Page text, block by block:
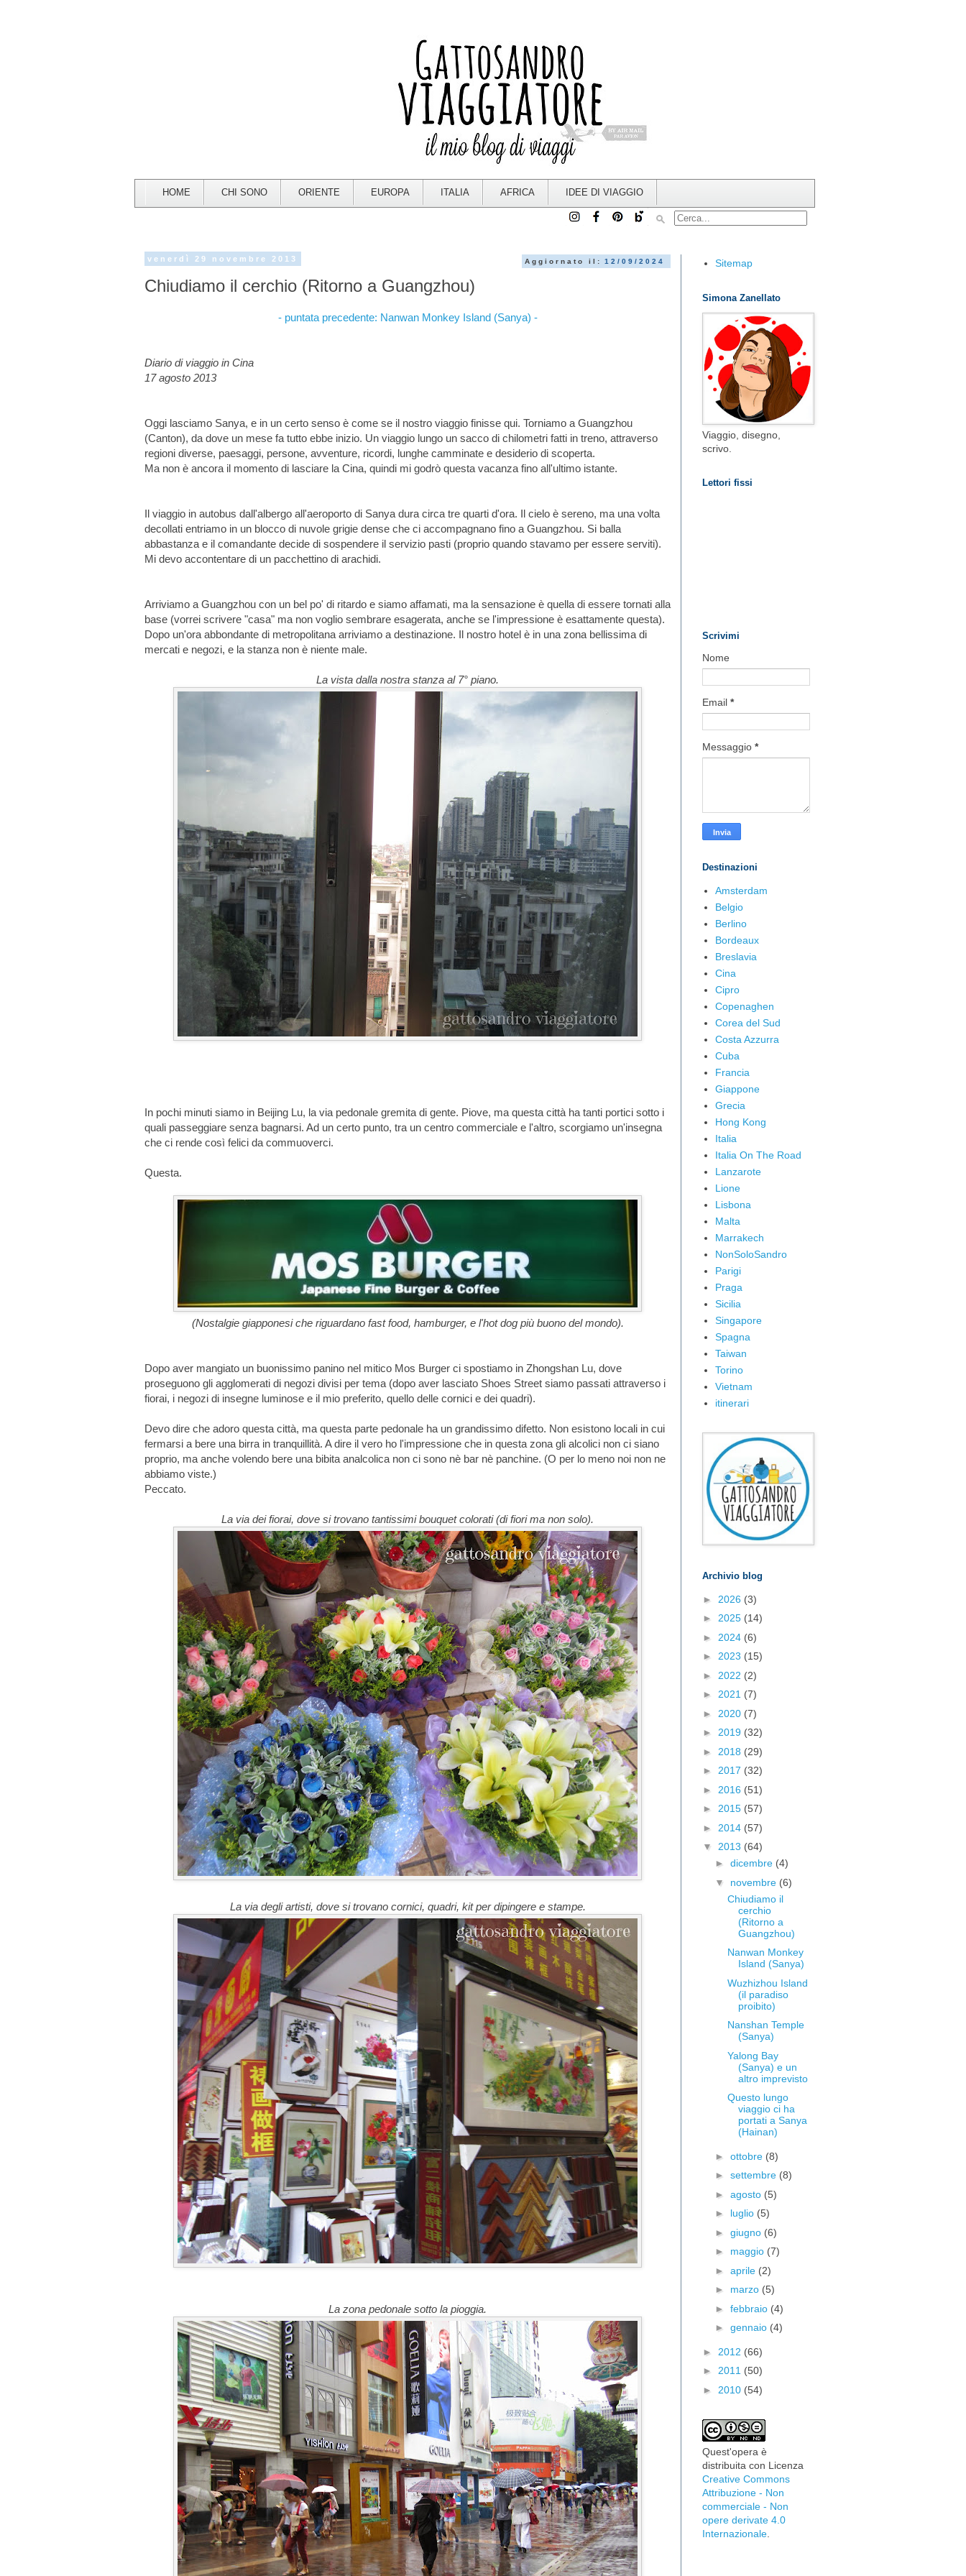
HOME CHI SONO ORIENTE EUROPA ITALIA AFRICA IDEE DI VIAGGIO
venerdì 29 novembre 2013 Aggiornato il: 12/09/2024
Chiudiamo il cerchio (Ritorno a Guangzhou)
- puntata precedente: Nanwan Monkey Island (Sanya) -
Diario di viaggio in Cina
17 agosto 2013
Oggi lasciamo Sanya, e in un certo senso è come se il nostro viaggio finisse qui. Torniamo a Guangzhou
(Canton), da dove un mese fa tutto ebbe inizio. Un viaggio lungo un sacco di chilometri fatti in treno, attraverso
regioni diverse, paesaggi, persone, avventure, ricordi, lunghe camminate e desiderio di scoperta.
Ma non è ancora il momento di lasciare la Cina, quindi mi godrò questa vacanza fino all'ultimo istante.
Il viaggio in autobus dall'albergo all'aeroporto di Sanya dura circa tre quarti d'ora. Il cielo è sereno, ma una volta
decollati entriamo in un blocco di nuvole grigie dense che ci accompagnano fino a Guangzhou. Si balla
abbastanza e il comandante decide di sospendere il servizio pasti (proprio quando stavamo per essere serviti).
Mi devo accontentare di un pacchettino di arachidi.
Arriviamo a Guangzhou con un bel po' di ritardo e siamo affamati, ma la sensazione è quella di essere tornati alla
base (vorrei scrivere "casa" ma non voglio sembrare esagerata, anche se l'impressione è esattamente questa).
Dopo un'ora abbondante di metropolitana arriviamo a destinazione. Il nostro hotel è in una zona bellissima di
mercati e negozi, e la stanza non è niente male.
La vista dalla nostra stanza al 7° piano.
In pochi minuti siamo in Beijing Lu, la via pedonale gremita di gente. Piove, ma questa città ha tanti portici sotto i
quali passeggiare senza bagnarsi. Ad un certo punto, tra un centro commerciale e l'altro, scorgiamo un'insegna
che ci rende così felici da commuoverci.
Questa.
(Nostalgie giapponesi che riguardano fast food, hamburger, e l'hot dog più buono del mondo).
Dopo aver mangiato un buonissimo panino nel mitico Mos Burger ci spostiamo in Zhongshan Lu, dove
proseguono gli agglomerati di negozi divisi per tema (dopo aver lasciato Shoes Street siamo passati attraverso i
fiorai, i negozi di insegne luminose e il mio preferito, quello delle cornici e dei quadri).
Devo dire che adoro questa città, ma questa parte pedonale ha un grandissimo difetto. Non esistono locali in cui
fermarsi a bere una birra in tranquillità. A dire il vero ho l'impressione che in questa zona gli alcolici non ci siano
proprio, ma anche volendo bere una bibita analcolica non ci sono nè bar nè panchine. (O per lo meno noi non ne
abbiamo viste.)
Peccato.
La via dei fiorai, dove si trovano tantissimi bouquet colorati (di fiori ma non solo).
La via degli artisti, dove si trovano cornici, quadri, kit per dipingere e stampe.
La zona pedonale sotto la pioggia.
Sitemap
Simona Zanellato
Viaggio, disegno,
scrivo.
Lettori fissi
Scrivimi
Nome
Email *
Messaggio *
Destinazioni
Amsterdam
Belgio
Berlino
Bordeaux
Breslavia
Cina
Cipro
Copenaghen
Corea del Sud
Costa Azzurra
Cuba
Francia
Giappone
Grecia
Hong Kong
Italia
Italia On The Road
Lanzarote
Lione
Lisbona
Malta
Marrakech
NonSoloSandro
Parigi
Praga
Sicilia
Singapore
Spagna
Taiwan
Torino
Vietnam
itinerari
Archivio blog
► 2026 (3)
► 2025 (14)
► 2024 (6)
► 2023 (15)
► 2022 (2)
► 2021 (7)
► 2020 (7)
► 2019 (32)
► 2018 (29)
► 2017 (32)
► 2016 (51)
► 2015 (57)
► 2014 (57)
▼ 2013 (64)
► dicembre (4)
▼ novembre (6)
Chiudiamo il
cerchio
(Ritorno a
Guangzhou)
Nanwan Monkey
Island (Sanya)
Wuzhizhou Island
(il paradiso
proibito)
Nanshan Temple
(Sanya)
Yalong Bay
(Sanya) e un
altro imprevisto
Questo lungo
viaggio ci ha
portati a Sanya
(Hainan)
► ottobre (8)
► settembre (8)
► agosto (5)
► luglio (5)
► giugno (6)
► maggio (7)
► aprile (2)
► marzo (5)
► febbraio (4)
► gennaio (4)
► 2012 (66)
► 2011 (50)
► 2010 (54)
Quest'opera è
distribuita con Licenza
Creative Commons
Attribuzione - Non
commerciale - Non
opere derivate 4.0
Internazionale